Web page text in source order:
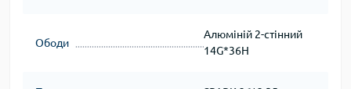
Ободи
Алюміній 2-стінний
14G*36H